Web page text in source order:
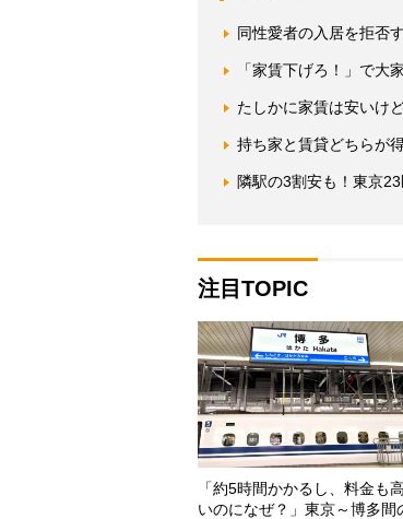
同性愛者の入居を拒否
「家賃下げろ！」で大
たしかに家賃は安いけ
持ち家と賃貸どちらが
隣駅の3割安も！東京
注目TOPIC
「約5時間かかるし、料金も高
いのになぜ？」東京～博多間